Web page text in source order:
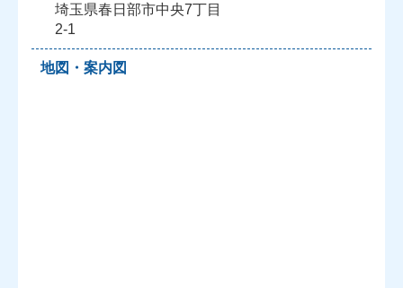
埼玉県春日部市中央7丁目
2-1
地図・案内図